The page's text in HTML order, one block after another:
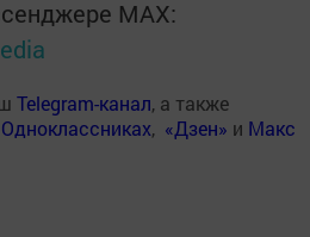
MАХ:
Telegram-канал, а также
Одноклассниках, «Дзен» и Макс